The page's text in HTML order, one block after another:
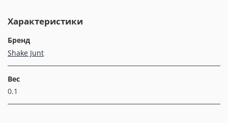
Характеристики
Бренд
Shake Junt
Вес
0.1